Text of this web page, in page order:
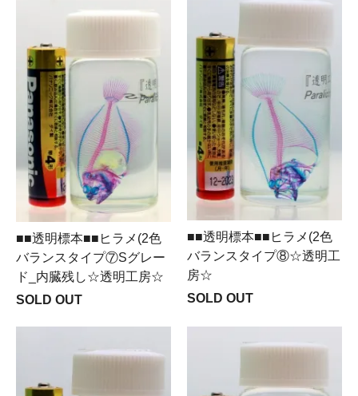
■■透明標本■■ヒラメ(2色
バランスタイプ⑦Sグレー
ド_内臓残し☆透明工房☆
SOLD OUT
■■透明標本■■ヒラメ(2色
バランスタイプ⑧☆透明工
房☆
SOLD OUT